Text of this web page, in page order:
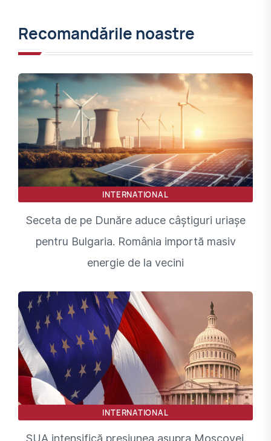
Recomandările noastre
INTERNATIONAL
Seceta de pe Dunăre aduce câștiguri uriașe
pentru Bulgaria. România importă masiv
energie de la vecini
INTERNATIONAL
SUA intensifică presiunea asupra Moscovei.